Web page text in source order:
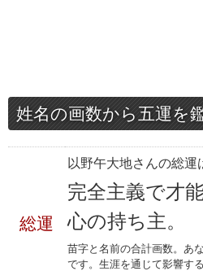
姓名の画数から五運を
総運
以野午大地さんの総運
完全主義で才
心の持ち主。
苗字と名前の合計画数。あ
です。生涯を通じて影響す